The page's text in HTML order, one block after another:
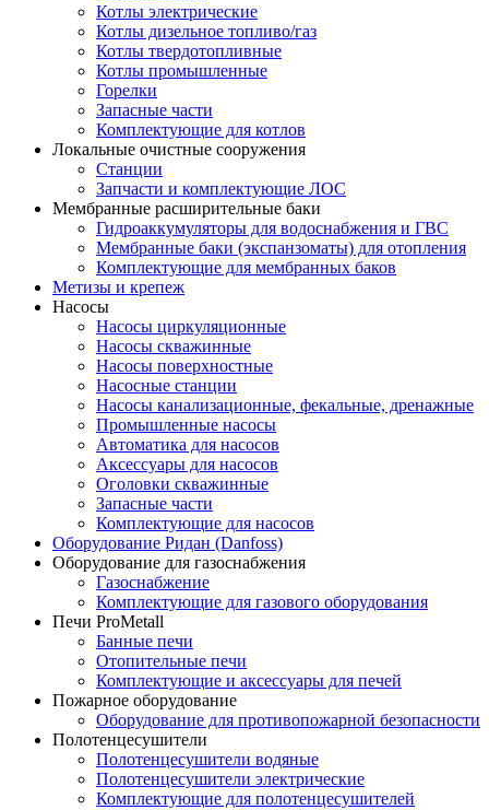
Котлы электрические
Котлы дизельное топливо/газ
Котлы твердотопливные
Котлы промышленные
Горелки
Запасные части
Комплектующие для котлов
Локальные очистные сооружения
Станции
Запчасти и комплектующие ЛОС
Мембранные расширительные баки
Гидроаккумуляторы для водоснабжения и ГВС
Мембранные баки (экспанзоматы) для отопления
Комплектующие для мембранных баков
Метизы и крепеж
Насосы
Насосы циркуляционные
Насосы скважинные
Насосы поверхностные
Насосные станции
Насосы канализационные, фекальные, дренажные
Промышленные насосы
Автоматика для насосов
Аксессуары для насосов
Оголовки скважинные
Запасные части
Комплектующие для насосов
Оборудование Ридан (Danfoss)
Оборудование для газоснабжения
Газоснабжение
Комплектующие для газового оборудования
Печи ProMetall
Банные печи
Отопительные печи
Комплектующие и аксессуары для печей
Пожарное оборудование
Оборудование для противопожарной безопасности
Полотенцесушители
Полотенцесушители водяные
Полотенцесушители электрические
Комплектующие для полотенцесушителей